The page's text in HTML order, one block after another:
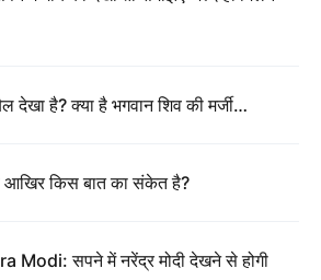
देखा है? क्या है भगवान शिव की मर्जी…
आखिर किस बात का संकेत है?
Modi: सपने में नरेंद्र मोदी देखने से होगी